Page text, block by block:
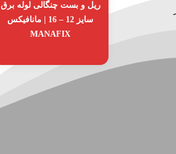
ریل و بست چنگالی لوله برق
سایز 12 – 16 | مانافیکس
MANAFIX